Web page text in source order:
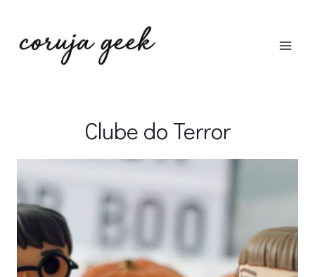
Clube do Terror